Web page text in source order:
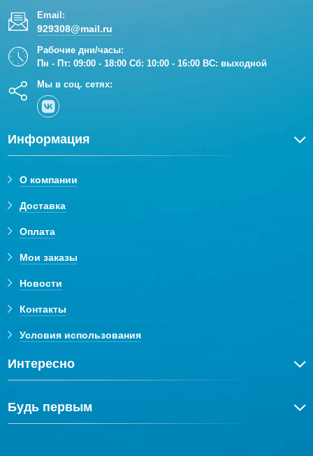
Email:
929308@mail.ru
Рабочие дни/часы:
Пн - Пт: 09:00 - 18:00 Сб: 10:00 - 16:00 ВС: выходной
Мы в соц. сетях:
Информация
О компании
Доставка
Оплата
Мои заказы
Новости
Контакты
Условия использования
Интересно
Будь первым